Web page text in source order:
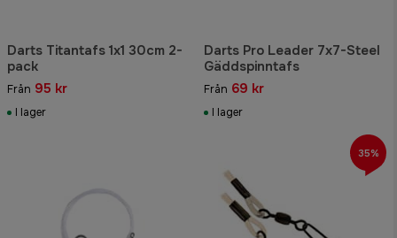
Darts Titantafs 1x1 30cm 2-
pack
Från 95 kr
I lager
Darts Pro Leader 7x7-Steel
Gäddspinntafs
Från 69 kr
I lager
35%